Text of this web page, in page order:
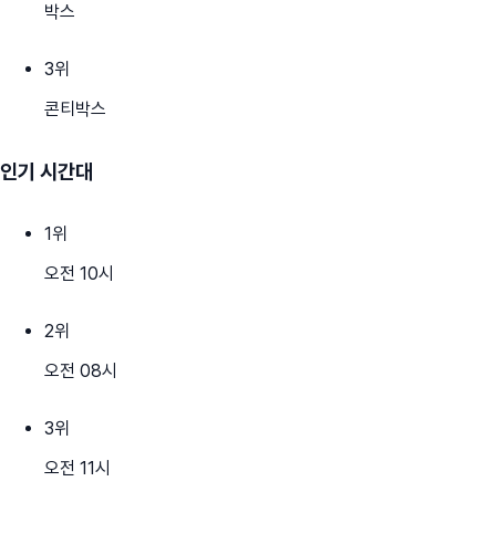
박스
3위
콘티박스
인기 시간대
1위
오전 10시
2위
오전 08시
3위
오전 11시